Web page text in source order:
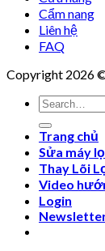
Cẩm nang
Liên hệ
FAQ
Copyright 2026
Search
for:
Trang chủ
Sửa máy
Thay Lõi
Video
Login